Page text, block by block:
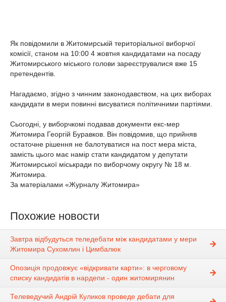
Як повідомили в Житомирській територіальної виборчої
комісії, станом на 10:00 4 жовтня кандидатами на посаду
Житомирського міського голови зареєструвалися вже 15
претендентів.
Нагадаємо, згідно з чинним законодавством, на цих виборах
кандидати в мери повинні висуватися політичними партіями.
Сьогодні, у виборчкомі подавав документи екс-мер
Житомира Георгій Буравков. Він повідомив, що прийняв
остаточне рішення не балотуватися на пост мера міста,
замість цього має намір стати кандидатом у депутати
Житомирської міськради по виборчому округу № 18 м.
Житомира.
За матеріалами «Журналу Житомира»
Похожие новости
Завтра відбудуться теледебати між кандидатами у мери
Житомира Сухомлин і Цимбалюк
Опозиція продовжує «відкривати карти»: в черговому
списку кандидатів в нардепи - один житомирянин
Телеведучий Андрій Куликов проведе дебати для